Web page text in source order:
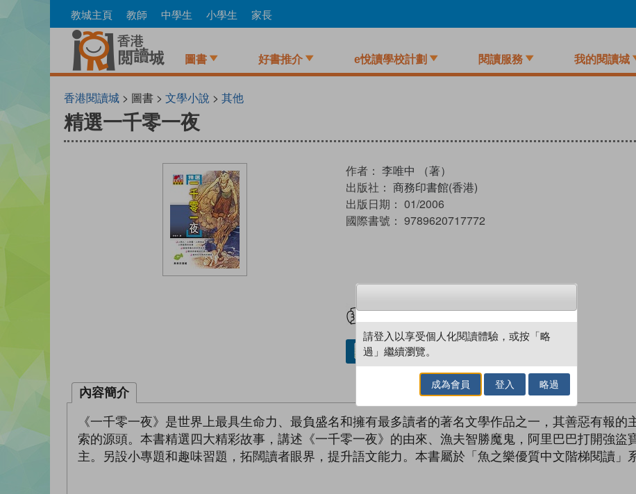
to
教城主頁 教師 中學生 小學生 家長
圖書 好書推介 e悅讀學校計劃 閱讀服務 我的閱讀城
香港閱讀城 > 圖書 > 文學小說 > 其他
精選一千零一夜
作者： 李唯中 （著）
出版社： 商務印書館(香港)
出版日期： 01/2006
國際書號： 9789620717772
借閱實體書
內容簡介
《一千零一夜》是世界上最具生命力、最負盛名和擁有最多讀者的著名文學作品之一，其善惡有報
索的源頭。本書精選四大精彩故事，講述《一千零一夜》的由來、漁夫智勝魔鬼，阿里巴巴打開強盜
主。另設小專題和趣味習題，拓闊讀者眼界，提升語文能力。本書屬於「魚之樂優質中文階梯閱讀」
請登入以享受個人化閱讀體驗，或按「略
過」繼續瀏覽。
成為會員 登入 略過